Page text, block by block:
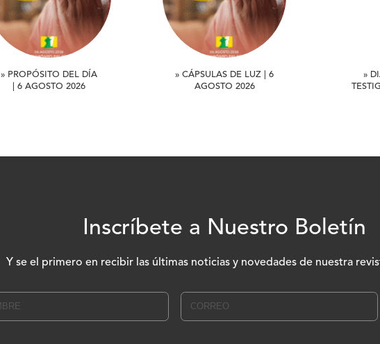
» PROPÓSITO DEL DÍA
| 6 AGOSTO 2026
» CÁPSULAS DE LUZ | 6
AGOSTO 2026
»
Inscríbete a Nuestro Boletín
Y se el primero en recibir las últimas noticias y novedades de nuestra